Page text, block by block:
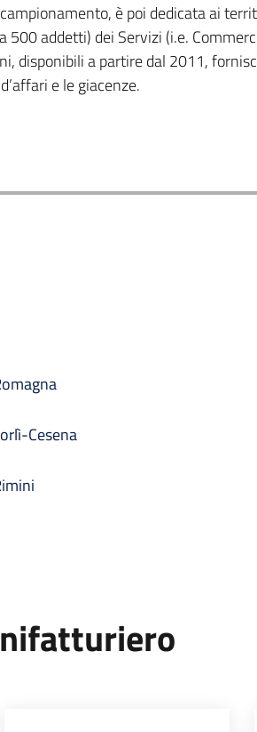
è poi dedicata ai
addetti) dei Servizi (i.e.
disponibili a partire dal 2011,
e le giacenze.
Cesena